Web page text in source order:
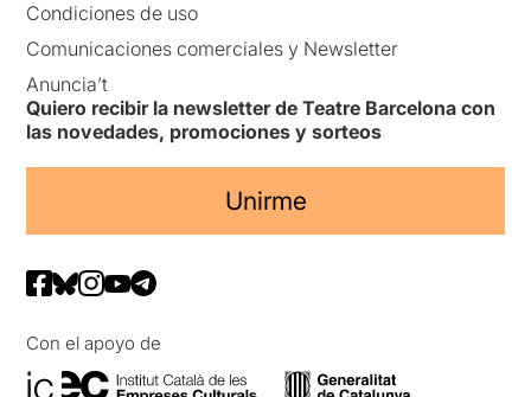
Condiciones de uso
Comunicaciones comerciales y Newsletter
Anuncia’t
Quiero recibir la newsletter de Teatre Barcelona con
las novedades, promociones y sorteos
Unirme
Con el apoyo de